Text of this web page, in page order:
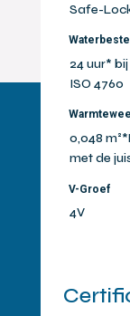
Safe-
24 uur*
ISO 4760
0,048
met de
V-Groef
4V